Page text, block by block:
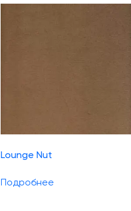
Lounge Nut
Подробнее